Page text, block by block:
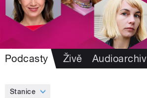
Podcasty Živě Audioarchiv
Stanice